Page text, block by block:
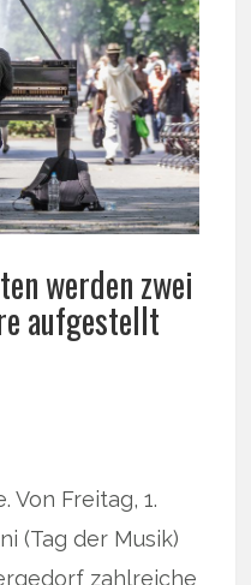
werden zwei
aufgestellt
Von Freitag, 1.
(Tag der Musik)
zahlreiche